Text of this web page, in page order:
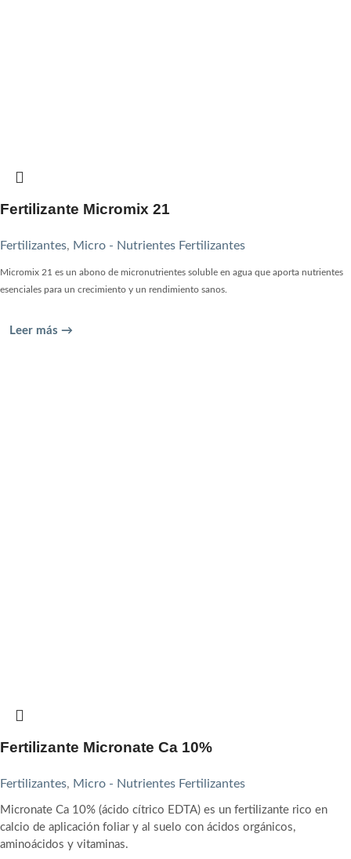
Fertilizante Micromix 21
Fertilizantes, Micro - Nutrientes Fertilizantes
Micromix 21 es un abono de micronutrientes soluble en agua que aporta nutrientes
esenciales para un crecimiento y un rendimiento sanos.
Leer más →
Fertilizante Micronate Ca 10%
Fertilizantes, Micro - Nutrientes Fertilizantes
Micronate Ca 10% (ácido cítrico EDTA) es un fertilizante rico en
calcio de aplicación foliar y al suelo con ácidos orgánicos,
aminoácidos y vitaminas.